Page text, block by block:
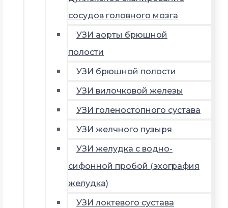
сосудов головного мозга
УЗИ аорты брюшной
полости
УЗИ брюшной полости
УЗИ вилочковой железы
УЗИ голеностопного сустава
УЗИ желчного пузыря
УЗИ желудка с водно-
сифонной пробой (эхография
желудка)
УЗИ локтевого сустава